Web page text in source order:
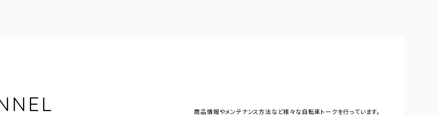
商品情報やメンテナンス方法など様々な自転車トークを行っています。